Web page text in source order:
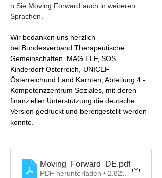
n Sie Moving Forward auch in weiteren
Sprachen.
Wir bedanken uns herzlich
bei Bundesverband Therapeutische
Gemeinschaften, MAG ELF, SOS
Kinderdorf Österreich, UNICEF
Österreichund Land Kärnten, Abteilung 4 -
Kompetenzzentrum Soziales, mit deren
finanzieller Unterstützung die deutsche
Version gedruckt und bereitgestellt werden
konnte.
Moving_Forward_DE.pdf
PDF herunterladen • 2.82MB